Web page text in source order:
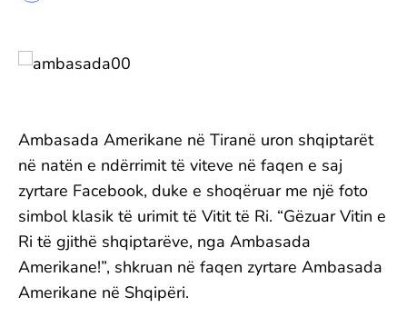
Ambasada Amerikane në Tiranë uron shqiptarët
në natën e ndërrimit të viteve në faqen e saj
zyrtare Facebook, duke e shoqëruar me një foto
simbol klasik të urimit të Vitit të Ri. “Gëzuar Vitin e
Ri të gjithë shqiptarëve, nga Ambasada
Amerikane!”, shkruan në faqen zyrtare Ambasada
Amerikane në Shqipëri.